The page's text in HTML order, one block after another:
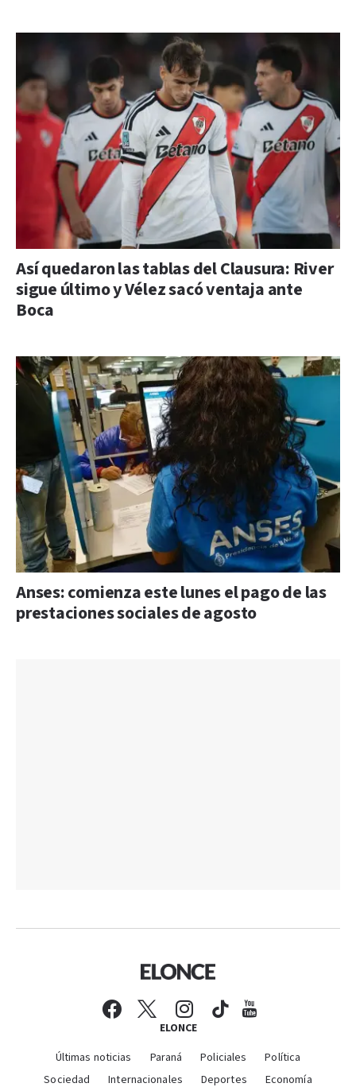
Así quedaron las tablas del Clausura: River
sigue último y Vélez sacó ventaja ante
Boca
Anses: comienza este lunes el pago de las
prestaciones sociales de agosto
ELONCE
Últimas noticias Paraná Policiales
Política
Sociedad
Internacionales Deportes Economía